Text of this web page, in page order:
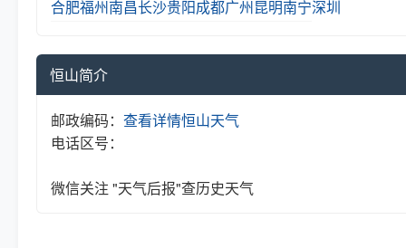
合肥福州南昌长沙贵阳成都广州昆明南宁深圳
恒山简介
邮政编码：
电话区号：
查看详情恒山天气
微信关注 "天气后报"查历史天气